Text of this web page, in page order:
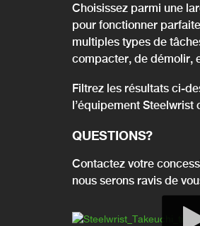
Choisissez parmi une
pour fonctionner
multiples types de
compacter, de démolir,
Filtrez les résultats ci-
l’équipement
QUESTIONS?
Contactez votre
nous serons ravis de